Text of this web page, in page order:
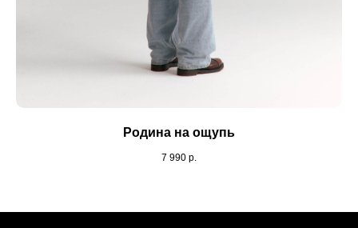
Родина на ощупь
7 990 р.